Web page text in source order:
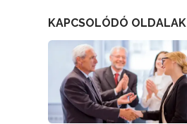
KAPCSOLÓDÓ OLDALAK